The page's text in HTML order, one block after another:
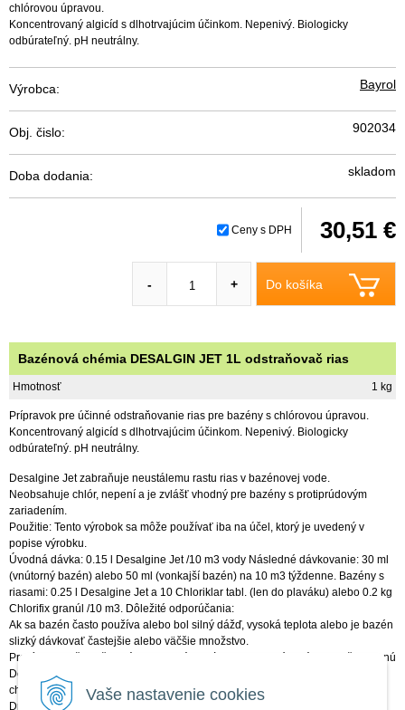
Vaše nastavenie cookies
chlórovou úpravou.
Koncentrovaný algicíd s dlhotrvajúcim účinkom. Nepenivý. Biologicky
odbúrateľný. pH neutrálny.
Výrobca: Bayrol
Obj. čislo: 902034
Doba dodania: skladom
Ceny s DPH 30,51 €
Do košíka
- +
Bazénová chémia DESALGIN JET 1L odstraňovač rias
Hmotnosť 1 kg
Prípravok pre účinné odstraňovanie rias pre bazény s chlórovou úpravou.
Koncentrovaný algicíd s dlhotrvajúcim účinkom. Nepenivý. Biologicky
odbúrateľný. pH neutrálny.
Desalgine Jet zabraňuje neustálemu rastu rias v bazénovej vode.
Neobsahuje chlór, nepení a je zvlášť vhodný pre bazény s protiprúdovým
zariadením.
Použitie: Tento výrobok sa môže používať iba na účel, ktorý je uvedený v
popise výrobku.
Úvodná dávka: 0.15 l Desalgine Jet /10 m3 vody Následné dávkovanie: 30 ml
(vnútorný bazén) alebo 50 ml (vonkajší bazén) na 10 m3 týždenne. Bazény s
riasami: 0.25 l Desalgine Jet a 10 Chloriklar tabl. (len do plaváku) alebo 0.2 kg
Chlorifix granúl /10 m3. Dôležité odporúčania:
Ak sa bazén často používa alebo bol silný dážď, vysoká teplota alebo je bazén
slizký dávkovať častejšie alebo väčšie množstvo.
Prosíme dodržujte špeciálne informácie výrobcu ak bazénovú vodu ošetrovanú
Desalgine-om Jet vypúšťate do vôd, v ktorých žijú ryby. Nemiešajte s inými
chemikáliami. Bezpečnostné upozornenie pre koncentrovaný výrobok : S 1/2:
Držať zatvorené a mimo dosahu detí S 26: V prípade kontaktu s očami